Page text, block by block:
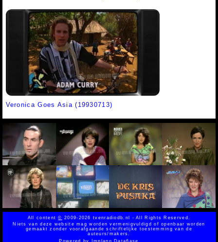
Veronica Goes Asia (19930713)
All content© 2009-2026 tvenradiodb.nl - All Rights Reserved.
Niets van deze website mag worden vermenigvuldigd of openbaar worden
gemaakt zonder voorafgaande schriftelijke toestemming van de
auteurs/makers.